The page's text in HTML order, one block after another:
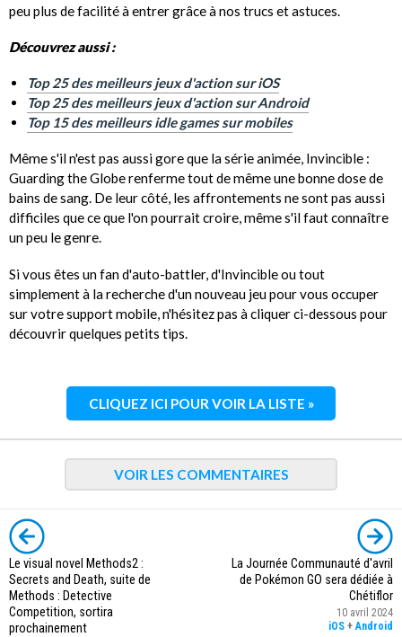
peu plus de facilité à entrer grâce à nos trucs et astuces.
Découvrez aussi :
Top 25 des meilleurs jeux d'action sur iOS
Top 25 des meilleurs jeux d'action sur Android
Top 15 des meilleurs idle games sur mobiles
Même s'il n'est pas aussi gore que la série animée, Invincible :
Guarding the Globe renferme tout de même une bonne dose de
bains de sang. De leur côté, les affrontements ne sont pas aussi
difficiles que ce que l'on pourrait croire, même s'il faut connaître
un peu le genre.
Si vous êtes un fan d'auto-battler, d'Invincible ou tout
simplement à la recherche d'un nouveau jeu pour vous occuper
sur votre support mobile, n'hésitez pas à cliquer ci-dessous pour
découvrir quelques petits tips.
CLIQUEZ ICI POUR VOIR LA LISTE »
VOIR LES COMMENTAIRES
Le visual novel Methods2 :
Secrets and Death, suite de
Methods : Detective
Competition, sortira
prochainement
La Journée Communauté d'avril
de Pokémon GO sera dédiée à
Chétiflor
10 avril 2024
iOS +Android